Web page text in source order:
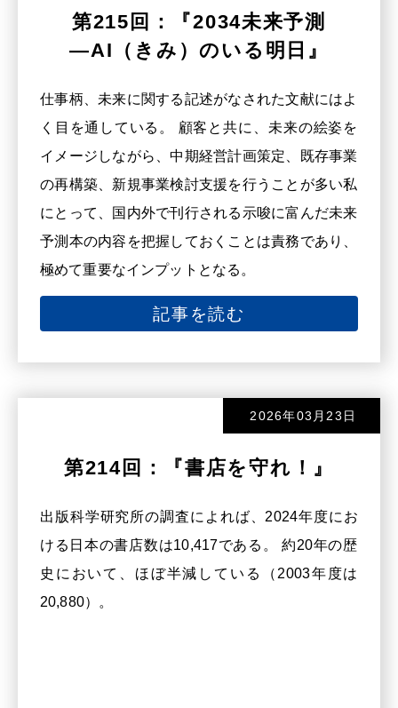
第215回：『2034未来予測
―AI（きみ）のいる明日』
仕事柄、未来に関する記述がなされた文献にはよ
く目を通している。 顧客と共に、未来の絵姿を
イメージしながら、中期経営計画策定、既存事業
の再構築、新規事業検討支援を行うことが多い私
にとって、国内外で刊行される示唆に富んだ未来
予測本の内容を把握しておくことは責務であり、
極めて重要なインプットとなる。
記事を読む
2026年03月23日
第214回：『書店を守れ！』
出版科学研究所の調査によれば、2024年度にお
ける日本の書店数は10,417である。 約20年の歴
史において、ほぼ半減している（2003年度は
20,880）。